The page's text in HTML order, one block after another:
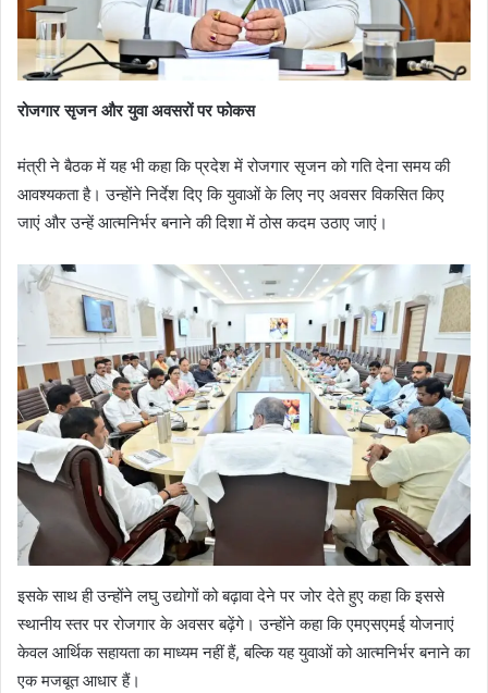
रोजगार सृजन और युवा अवसरों पर फोकस
मंत्री ने बैठक में यह भी कहा कि प्रदेश में रोजगार सृजन को गति देना समय की
आवश्यकता है। उन्होंने निर्देश दिए कि युवाओं के लिए नए अवसर विकसित किए
जाएं और उन्हें आत्मनिर्भर बनाने की दिशा में ठोस कदम उठाए जाएं।
इसके साथ ही उन्होंने लघु उद्योगों को बढ़ावा देने पर जोर देते हुए कहा कि इससे
स्थानीय स्तर पर रोजगार के अवसर बढ़ेंगे। उन्होंने कहा कि एमएसएमई योजनाएं
केवल आर्थिक सहायता का माध्यम नहीं हैं, बल्कि यह युवाओं को आत्मनिर्भर बनाने का
एक मजबूत आधार हैं।